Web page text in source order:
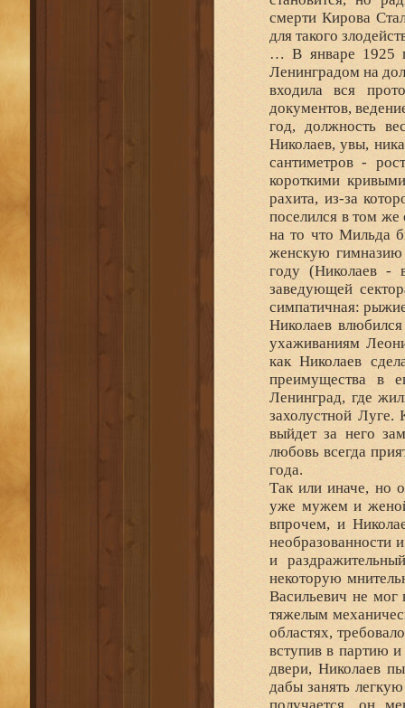
смерти Кирова
для такого
… В январе 1925
Ленинградом на
входила вся
документов,
год, должность
Николаев, увы,
сантиметров -
короткими
рахита, из-за
поселился в том
на то что Мильда
женскую
году (Николаев -
заведующей
симпатичная:
Николаев
ухаживаниям
как Николаев
преимущества в
Ленинград, где
захолустной Луге.
выйдет за него
любовь всегда
года.
Так или иначе, но
уже мужем и
впрочем, и
необразованности
и
некоторую
Васильевич не мог
тяжелым
областях,
вступив в партию
двери, Николаев
дабы занять